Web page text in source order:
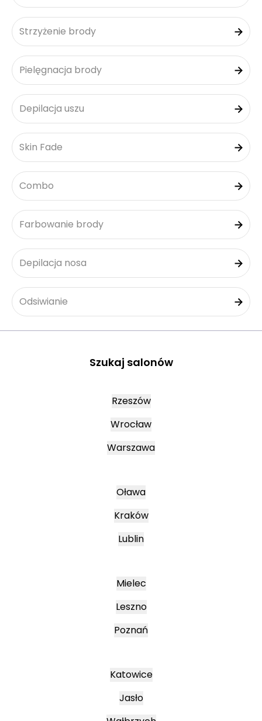
Strzyżenie brody
Pielęgnacja brody
Depilacja uszu
Skin Fade
Combo
Farbowanie brody
Depilacja nosa
Odsiwianie
Szukaj salonów
Rzeszów
Wrocław
Warszawa
Oława
Kraków
Lublin
Mielec
Leszno
Poznań
Katowice
Jasło